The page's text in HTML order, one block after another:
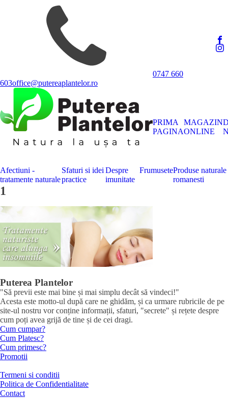
0747 660
603office@putereaplantelor.ro
PRIMA
PAGINA
MAGAZIN
ONLINE
Afectiuni -
tratamente naturale
Sfaturi si idei
practice
Despre
imunitate
FrumuseteProduse naturale
romanesti
1
Puterea Plantelor
"Să previi este mai bine și mai simplu decât să vindeci!"
Acesta este motto-ul după care ne ghidăm, și ca urmare rubricile de pe
site-ul nostru vor conține informații, sfaturi, "secrete" și rețete despre
cum poți avea grijă de tine și de cei dragi.
Cum cumpar?
Cum Platesc?
Cum primesc?
Promotii
Termeni si conditii
Politica de Confidentialitate
Contact